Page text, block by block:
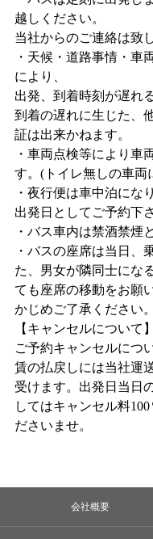
越しください。
当社からのご連絡は致
・天候・道路事情・車
により、
出発、到着時刻が遅れ
到着の遅れに生じた、
証は出来かねます。
・車両点検等により車
す。(トイレ無しの車両
・夜行便は車中泊にな
出発日としてご予約下
・バス車内は禁酒禁煙
・バスの座席は当日、
た、男女が隣同士にな
ても座席の移動をお願
かじめご了承ください。
【キャンセルについて】
ご予約キャンセルにつ
賃の払戻しには当社運
受けます。出発日当日
してはキャンセル料
ださいませ。
会社概要